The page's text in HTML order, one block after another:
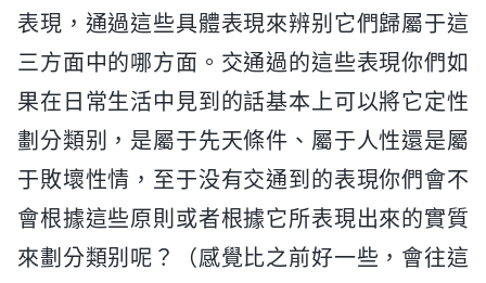
表現，通過這些具體表現來辨别它們歸屬于這
三方面中的哪方面。交通過的這些表現你們如
果在日常生活中見到的話基本上可以將它定性
劃分類别，是屬于先天條件、屬于人性還是屬
于敗壞性情，至于没有交通到的表現你們會不
會根據這些原則或者根據它所表現出來的實質
來劃分類别呢？（感覺比之前好一些，會往這